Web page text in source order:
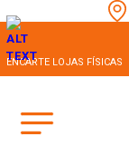
ENCARTE LOJAS FÍSICAS